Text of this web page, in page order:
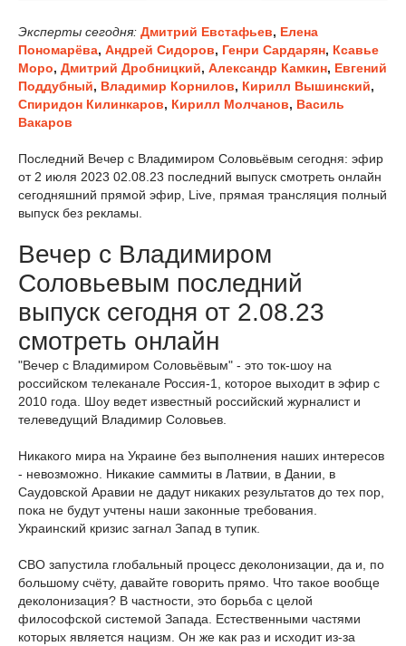
Эксперты сегодня: Дмитрий Евстафьев, Елена
Пономарёва, Андрей Сидоров, Генри Сардарян, Ксавье
Моро, Дмитрий Дробницкий, Александр Камкин, Евгений
Поддубный, Владимир Корнилов, Кирилл Вышинский,
Спиридон Килинкаров, Кирилл Молчанов, Василь
Вакаров
Последний Вечер с Владимиром Соловьёвым сегодня: эфир
от 2 июля 2023 02.08.23 последний выпуск смотреть онлайн
сегодняшний прямой эфир, Live, прямая трансляция полный
выпуск без рекламы.
Вечер с Владимиром
Соловьевым последний
выпуск сегодня от 2.08.23
смотреть онлайн
"Вечер с Владимиром Соловьёвым" - это ток-шоу на
российском телеканале Россия-1, которое выходит в эфир с
2010 года. Шоу ведет известный российский журналист и
телеведущий Владимир Соловьев.
Никакого мира на Украине без выполнения наших интересов
- невозможно. Никакие саммиты в Латвии, в Дании, в
Саудовской Аравии не дадут никаких результатов до тех пор,
пока не будут учтены наши законные требования.
Украинский кризис загнал Запад в тупик.
СВО запустила глобальный процесс деколонизации, да и, по
большому счёту, давайте говорить прямо. Что такое вообще
деколонизация? В частности, это борьба с целой
философской системой Запада. Естественными частями
которых является нацизм. Он же как раз и исходит из-за